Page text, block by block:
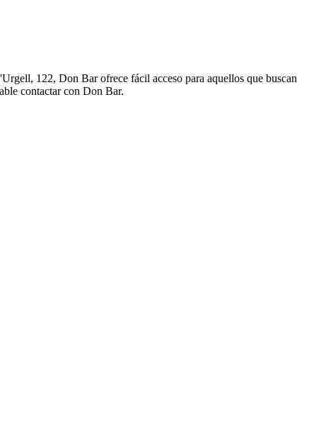
122, Don Bar ofrece fácil acceso para aquellos que buscan
contactar con Don Bar.